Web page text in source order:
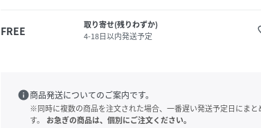
FREE
取り寄せ(残りわずか)
4-18日以内発送予定
info商品発送についてのご案内です。
※同時に複数の商品を注文された場合、一番遅い発送予定日にまと
す。
お急ぎの商品は、個別にご注文ください。